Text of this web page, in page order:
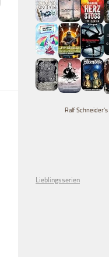
Ralf
Lieblingsserien